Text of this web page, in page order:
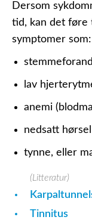
Dersom
tid, kan det føre
symptomer som:
lav
anemi
nedsatt hørsel
tynne, eller
(Litteratur)
Tinnitus